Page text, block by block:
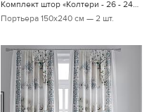
Портьера 150х240 см — 2 шт.